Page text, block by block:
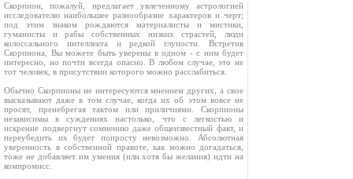
Скорпион, пожалуй, предлагает увлеченному астрологией
исследователю наибольшее разнообразие характеров и черт;
под этим знаком рождаются материалисты и мистики,
гуманисты и рабы собственных низких страстей, люди
колоссального интеллекта и редкой глупости. Встретив
Скорпиона, Вы можете быть уверены в одном - с ним будет
интересно, но почти всегда опасно. В любом случае, это не
тот человек, в присутствии которого можно расслабиться.
Обычно Скорпионы не интересуются мнением других, а свое
высказывают даже в том случае, когда их об этом вовсе не
просят, пренебрегая тактом или приличиями. Скорпионы
независимы в суждениях настолько, что с легкостью и
искренне подвергнут сомнению даже общеизвестный факт, и
переубедить их будет попросту невозможно. Абсолютная
уверенность в собственной правоте, как можно догадаться,
тоже не добавляет им умения (или хотя бы желания) идти на
компромисс.